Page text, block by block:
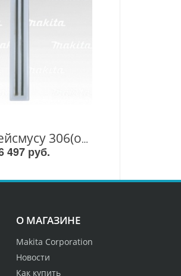
Нож к рейсмусу 306(однораз)2шт 793346-8 793346-8
497 руб.
О МАГАЗИНЕ
Makita Corporation
Новости
Как купить